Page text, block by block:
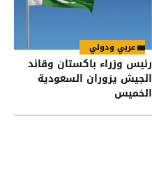
عربي ودولي
رئيس وزراء باكستان وقائد
الجيش يزوران السعودية
الخميس